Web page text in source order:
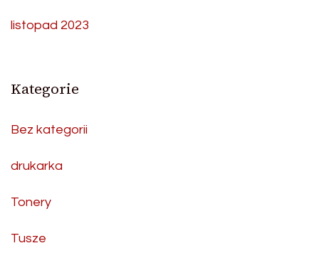
listopad 2023
Kategorie
Bez kategorii
drukarka
Tonery
Tusze